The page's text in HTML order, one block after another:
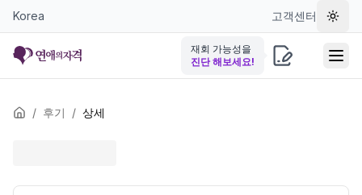
Korea 고객센터 테마
재회 가능성을
진단 해보세요!
/ 후기 / 상세